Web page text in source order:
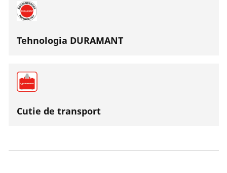
din plastic pentru tăierea tuturor țevilor obișnuite din
plastic în dimensiunile 0-42 mm (0-1,5/8 in.). Tăierea
lama din oțel inoxidabil cu rectificare în V. Deschiderea
Tehnologia DURAMANT
Cutie de transport